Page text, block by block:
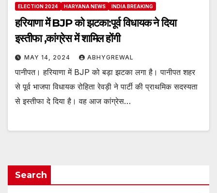
ELECTION 2024 HARYANA NEWS INDIA BREAKING
हरियाणा में BJP को झटका:पूर्व विधायक ने दिया
इस्तीफा ,कांग्रेस में शामिल होंगी
MAY 14, 2024 ABHYGREWAL
पानीपत। हरियाणा में BJP को बड़ा झटका लगा है। पानीपत शहर
से पूर्व भाजपा विधायक रोहिता रेवड़ी ने पार्टी की प्राथमिक सदस्यता
से इस्तीफा दे दिया है। वह आज कांग्रेस…
Search